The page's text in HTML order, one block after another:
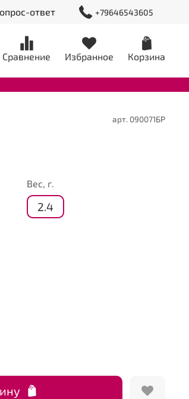
ответ +79646543605
Сравнение Избранное Корзина
арт. 090071БР
Вес, г.
2.4